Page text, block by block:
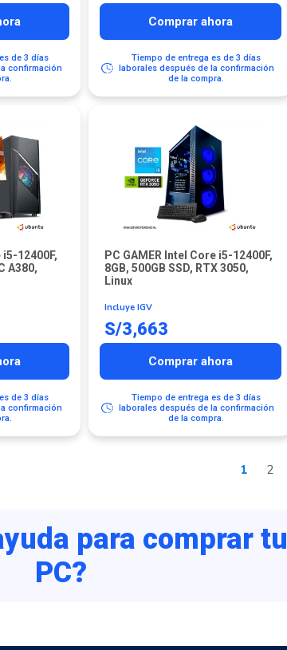
de 3 días
confirmación
Comprar ahora
Tiempo de entrega es de 3 días
laborales después de la confirmación
de la compra.
12400F,
A380,
de 3 días
confirmación
PC GAMER Intel Core i5-12400F,
8GB, 500GB SSD, RTX 3050,
Linux
Incluye IGV
S/3,663
Comprar ahora
Tiempo de entrega es de 3 días
laborales después de la confirmación
de la compra.
1 2
para comprar tu
PC?